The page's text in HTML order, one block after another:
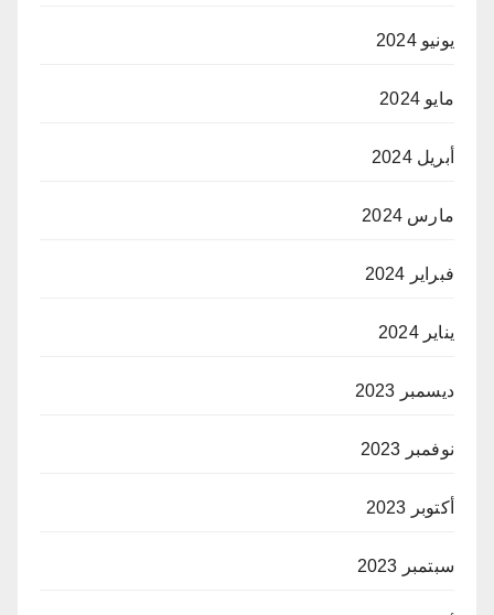
يونيو 2024
مايو 2024
أبريل 2024
مارس 2024
فبراير 2024
يناير 2024
ديسمبر 2023
نوفمبر 2023
أكتوبر 2023
سبتمبر 2023